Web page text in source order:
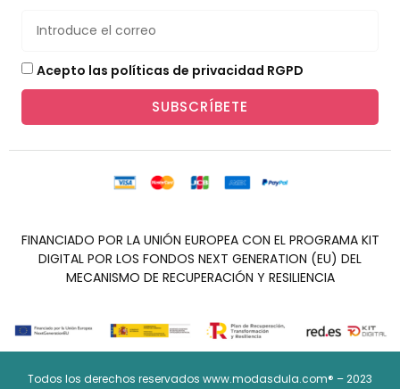
Acepto las políticas de privacidad RGPD
SUBSCRÍBETE
FINANCIADO POR LA UNIÓN EUROPEA CON EL PROGRAMA KIT
DIGITAL POR LOS FONDOS NEXT GENERATION (EU) DEL
MECANISMO DE RECUPERACIÓN Y RESILIENCIA
Todos los derechos reservados www.modasdula.com® – 2023